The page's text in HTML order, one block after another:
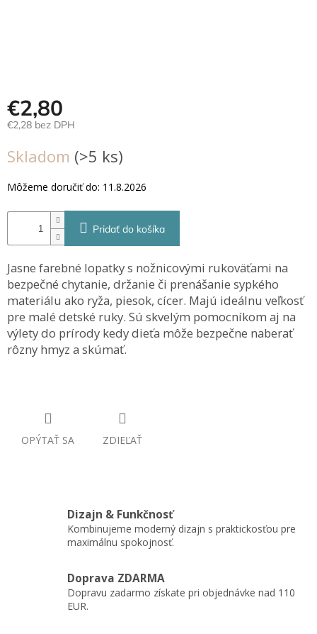
Prihlásenie
€2,80
€2,28 bez DPH
cena:
Skladom (>5 ks)
Môžeme doručiť do: 11.8.2026
Pridať do košíka
Jasne farebné lopatky s nožnicovými rukoväťami na
bezpečné chytanie, držanie či prenášanie sypkého
materiálu ako ryža, piesok, cícer. Majú ideálnu veľkosť
pre malé detské ruky. Sú skvelým pomocníkom aj na
výlety do prírody kedy dieťa môže bezpečne naberať
rôzny hmyz a skúmať.
OPÝTAŤ SA ZDIEĽAŤ
Dizajn & Funkčnosť
Kombinujeme moderný dizajn s praktickosťou pre
maximálnu spokojnosť.
Doprava ZDARMA
Dopravu zadarmo získate pri objednávke nad 110
EUR.